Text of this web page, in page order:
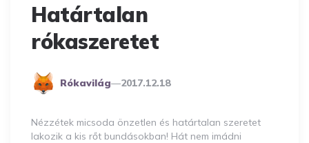
Határtalan
rókaszeretet
Posted
Rókavilág 2017.12.18
Nézzétek micsoda önzetlen és határtalan szeretet
lakozik a kis rőt bundásokban! Hát nem imádni